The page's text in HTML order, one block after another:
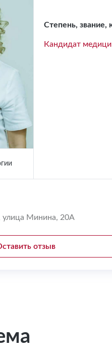
Степень, звание,
Кандидат
Минина, 20А
отзыв